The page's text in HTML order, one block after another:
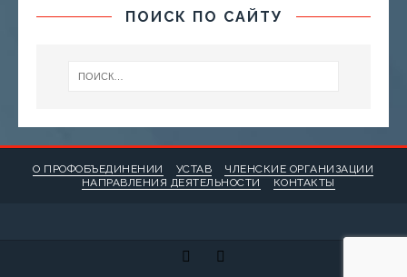
ПОИСК ПО САЙТУ
О ПРОФОБЪЕДИНЕНИИ УСТАВ
ЧЛЕНСКИЕ ОРГАНИЗАЦИИ
НАПРАВЛЕНИЯ ДЕЯТЕЛЬНОСТИ
КОНТАКТЫ